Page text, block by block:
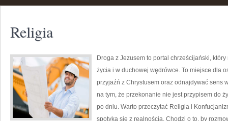
Religia
Droga z Jezusem to portal chrześcijański,
życia i w duchowej wędrówce. To miejsce dla
przyjaźń z Chrystusem oraz odnajdywać sens
na tym, że przekonanie nie jest przypisem do
po dniu. Warto przeczytać Religia i
spotyka się z realnością. Chodzi o to, by